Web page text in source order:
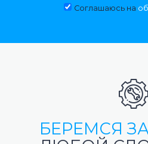
Соглашаюсь на
БЕРЕМСЯ